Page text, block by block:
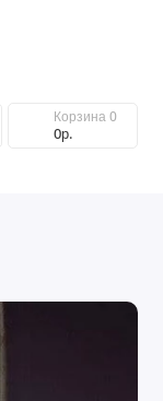
Корзина0
0р.